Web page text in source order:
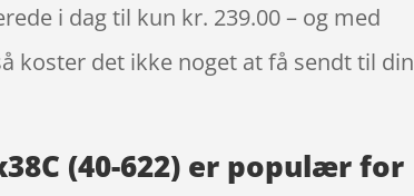
i dag til kun kr. 239.00 – og med
koster det ikke noget at få sendt til din
(40-622) er populær for